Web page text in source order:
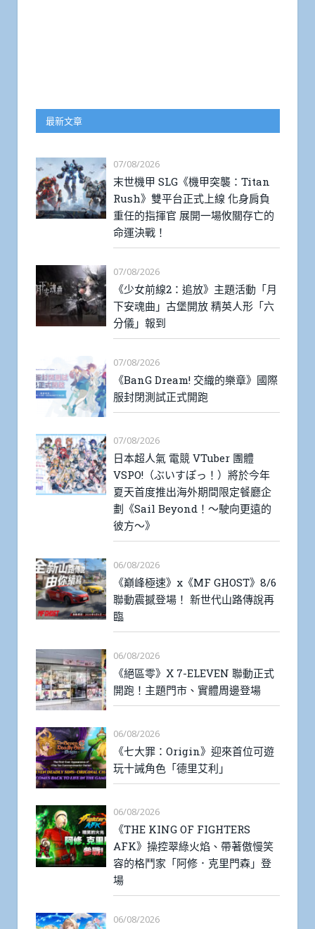
最新文章
07/08/2026
末世機甲 SLG《機甲突襲：Titan
Rush》雙平台正式上線 化身肩負
重任的指揮官 展開一場攸關存亡的
命運決戰！
07/08/2026
《少女前線2：追放》主題活動「月
下安魂曲」古堡開放 精英人形「六
分儀」報到
07/08/2026
《BanG Dream! 交織的樂章》國際
服封閉測試正式開跑
07/08/2026
日本超人氣 電競 VTuber 團體
VSPO!（ぶいすぽっ！）將於今年
夏天首度推出海外期間限定餐廳企
劃《Sail Beyond！～駛向更遠的
彼方～》
06/08/2026
《巔峰極速》x《MF GHOST》8/6
聯動震撼登場！ 新世代山路傳說再
臨
06/08/2026
《絕區零》X 7-ELEVEN 聯動正式
開跑！主題門市、實體周邊登場
06/08/2026
《七大罪：Origin》迎來首位可遊
玩十誡角色「德里艾利」
06/08/2026
《THE KING OF FIGHTERS
AFK》操控翠綠火焰、帶著傲慢笑
容的格鬥家「阿修．克里門森」登
場
06/08/2026